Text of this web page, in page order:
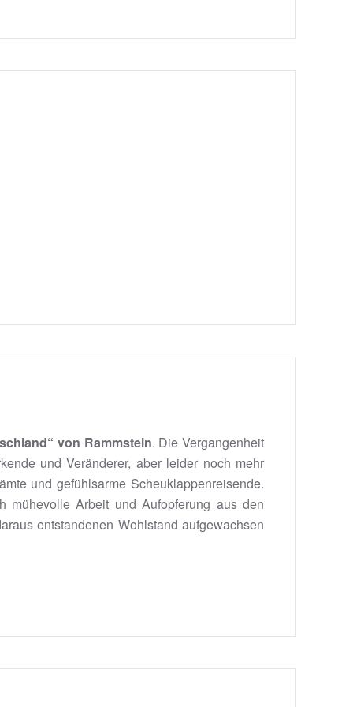
von Rammstein. Die Vergangenheit
und Veränderer, aber leider noch mehr
und gefühlsarme Scheuklappenreisende.
mühevolle Arbeit und Aufopferung aus den
entstandenen Wohlstand aufgewachsen